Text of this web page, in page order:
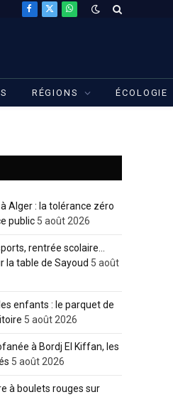
Facebook
X
WhatsApp
RÉGIONS ÉCOLOGIE
Alger : la tolérance zéro
public 5 août 2026
rentrée scolaire…
la table de Sayoud 5 août
enfants : le parquet de
5 août 2026
à Bordj El Kiffan, les
5 août 2026
à boulets rouges sur